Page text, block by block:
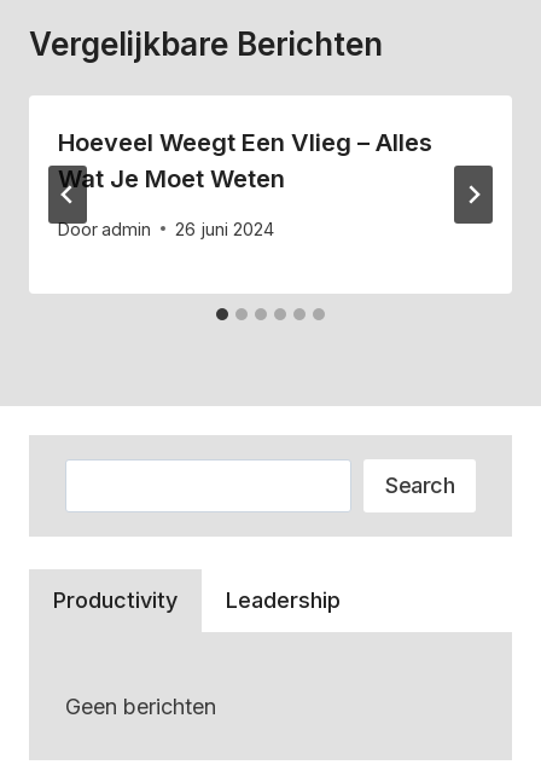
Vergelijkbare Berichten
Hoeveel Weegt Een Vlieg – Alles
Wat Je Moet Weten
Dooradmin 26 juni 2024
Search
Productivity Leadership
Geen berichten